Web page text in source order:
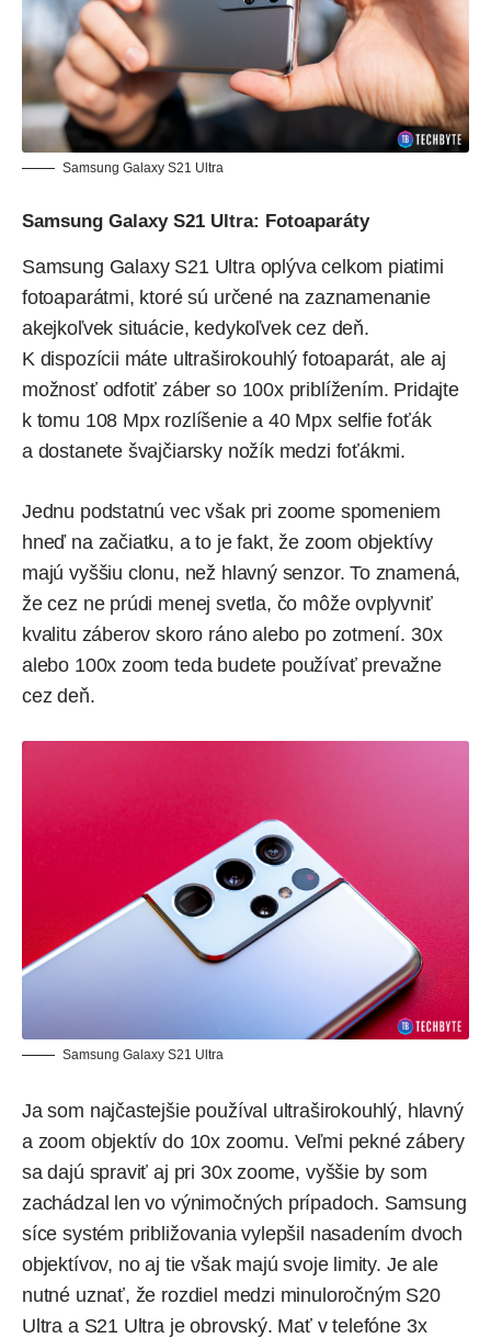
Samsung Galaxy S21 Ultra
Samsung Galaxy S21 Ultra: Fotoaparáty
Samsung Galaxy S21 Ultra oplýva celkom piatimi
fotoaparátmi, ktoré sú určené na zaznamenanie
akejkoľvek situácie, kedykoľvek cez deň.
K dispozícii máte ultraširokouhlý fotoaparát, ale aj
možnosť odfotiť záber so 100x priblížením. Pridajte
k tomu 108 Mpx rozlíšenie a 40 Mpx selfie foťák
a dostanete švajčiarsky nožík medzi foťákmi.
Jednu podstatnú vec však pri zoome spomeniem
hneď na začiatku, a to je fakt, že zoom objektívy
majú vyššiu clonu, než hlavný senzor. To znamená,
že cez ne prúdi menej svetla, čo môže ovplyvniť
kvalitu záberov skoro ráno alebo po zotmení. 30x
alebo 100x zoom teda budete používať prevažne
cez deň.
Samsung Galaxy S21 Ultra
Ja som najčastejšie používal ultraširokouhlý, hlavný
a zoom objektív do 10x zoomu. Veľmi pekné zábery
sa dajú spraviť aj pri 30x zoome, vyššie by som
zachádzal len vo výnimočných prípadoch. Samsung
síce systém približovania vylepšil nasadením dvoch
objektívov, no aj tie však majú svoje limity. Je ale
nutné uznať, že rozdiel medzi minuloročným S20
Ultra a S21 Ultra je obrovský. Mať v telefóne 3x